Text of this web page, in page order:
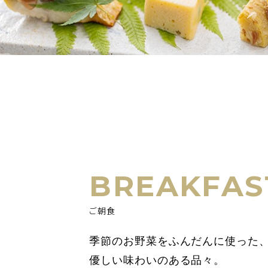
ご朝食
季節のお野菜をふんだんに使った
優しい味わいのある品々。